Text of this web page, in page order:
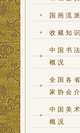
+ 国画流派
+ 收藏知识
+
中国书
概况
+
全国各
家协会
+
中国美
概况